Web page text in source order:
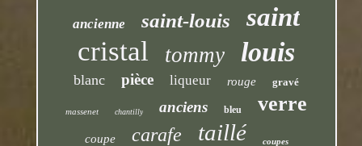
ancienne saint-louis saint
cristal tommy louis
blanc pièce liqueur rouge gravé
massenet chantilly anciens bleu verre
coupe carafe taillé coupes